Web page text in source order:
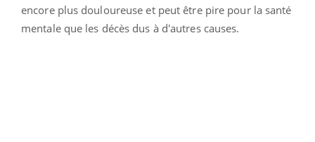
encore plus douloureuse et peut être pire pour la santé
mentale que les décès dus à d'autres causes.